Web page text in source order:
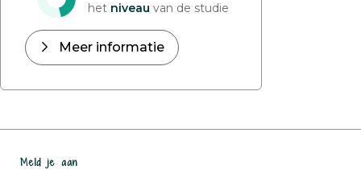
het niveau van de studie
Meer informatie
Meld je aan